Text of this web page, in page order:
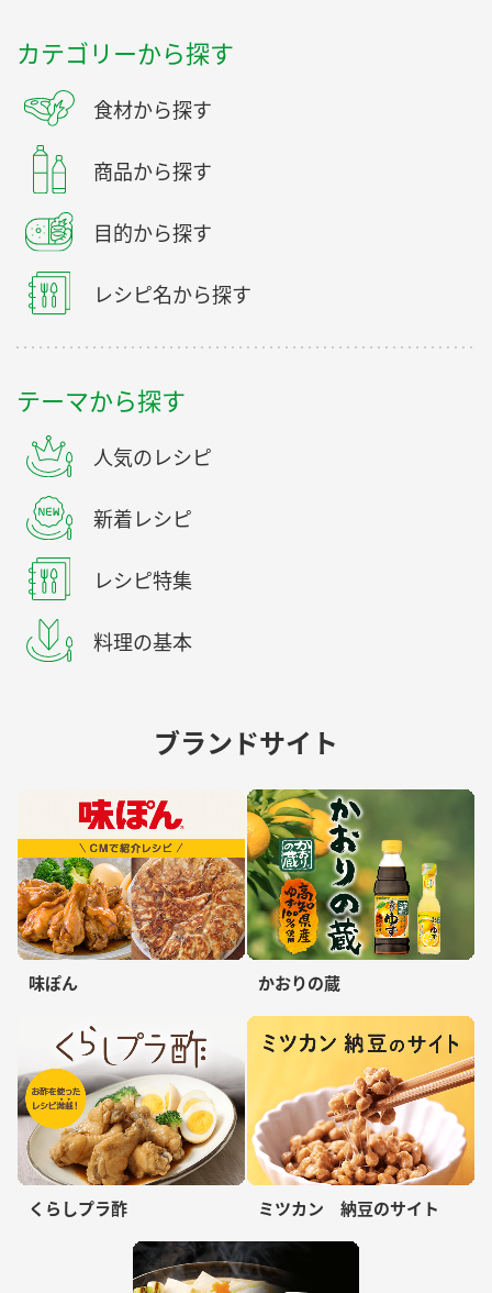
カテゴリーから探す
食材から探す
商品から探す
目的から探す
レシピ名から探す
テーマから探す
人気のレシピ
新着レシピ
レシピ特集
料理の基本
ブランドサイト
味ぽん かおりの蔵
くらしプラ酢 ミツカン 納豆のサイト